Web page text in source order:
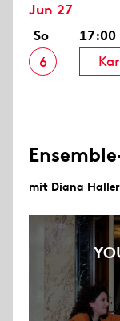
Jun 27
So
6
17:00
mit Diana